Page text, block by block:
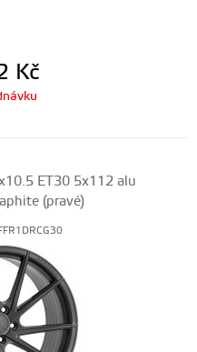
Kč
ET30 5x112 alu
(pravé)